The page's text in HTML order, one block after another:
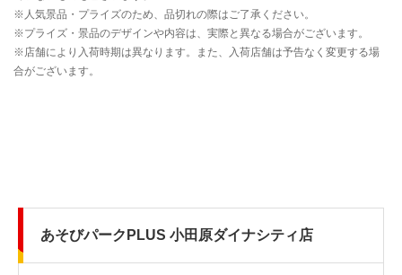
あそびパークPLUS 小田原ダイナシティ店